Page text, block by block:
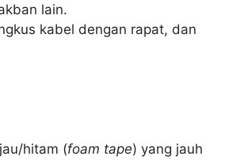
lain.
kabel dengan rapat, dan
hitam (foam tape) yang jauh